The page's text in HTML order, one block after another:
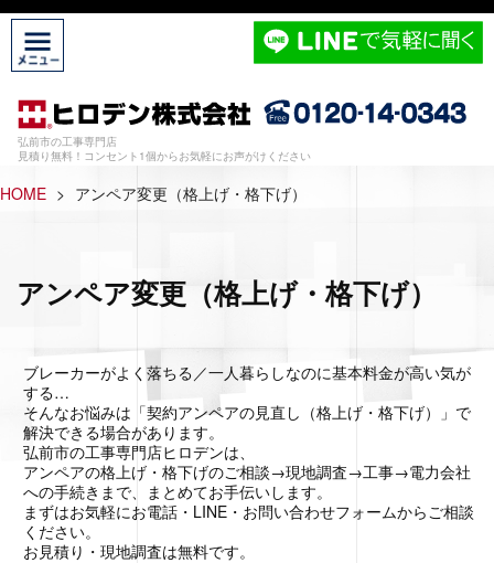
弘前市の工事専門店
見積り無料！コンセント1個からお気軽にお声がけください
HOME > アンペア変更（格上げ・格下げ）
アンペア変更（格上げ・格下げ）
ブレーカーがよく落ちる／一人暮らしなのに基本料金が高い気が
する…
そんなお悩みは「契約アンペアの見直し（格上げ・格下げ）」で
解決できる場合があります。
弘前市の工事専門店ヒロデンは、
アンペアの格上げ・格下げのご相談→現地調査→工事→電力会社
への手続きまで、まとめてお手伝いします。
まずはお気軽にお電話・LINE・お問い合わせフォームからご相談
ください。
お見積り・現地調査は無料です。